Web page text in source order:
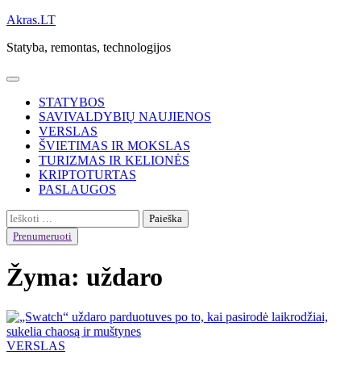
Skip
content
Akras.LT
Statyba, remontas, technologijos
STATYBOS
SAVIVALDYBIŲ NAUJIENOS
VERSLAS
ŠVIETIMAS IR MOKSLAS
TURIZMAS IR KELIONĖS
KRIPTOTURTAS
PASLAUGOS
Ieškoti:
Prenumeruoti
Žyma: uždaro
VERSLAS